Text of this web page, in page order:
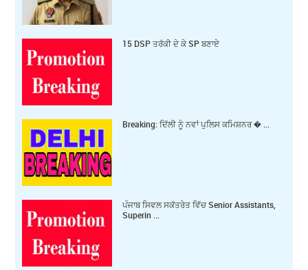
15 DSP ਤਰੱਕੀ ਦੇ ਕੇ SP ਬਣਾਏ
Breaking: ਦਿੱਲੀ ਨੂੰ ਨਵਾਂ ਪੁਲਿਸ ਕਮਿਸ਼ਨਰ � ...
ਪੰਜਾਬ ਸਿਵਲ ਸਕੱਤਰੇਤ ਵਿੱਚ Senior Assistants,
Superin ...